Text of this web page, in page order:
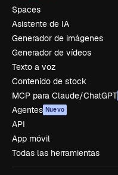
Spaces
Asistente de IA
Generador de imágenes
Generador de vídeos
Texto a voz
Contenido de stock
MCP para Claude/ChatGPT
Agentes Nuevo
API
App móvil
Todas las herramientas